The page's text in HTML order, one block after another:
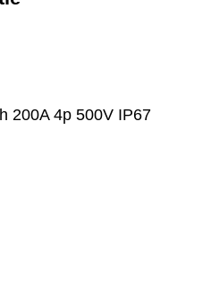
200A 4p 500V IP67